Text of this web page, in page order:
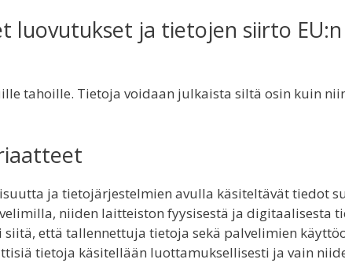
luovutukset ja tietojen siirto EU:n
tahoille. Tietoja voidaan julkaista siltä osin kuin
ja tietojärjestelmien avulla käsiteltävät tiedot
niiden laitteiston fyysisestä ja digitaalisesta
että tallennettuja tietoja sekä palvelimien
tietoja käsitellään luottamuksellisesti ja vain